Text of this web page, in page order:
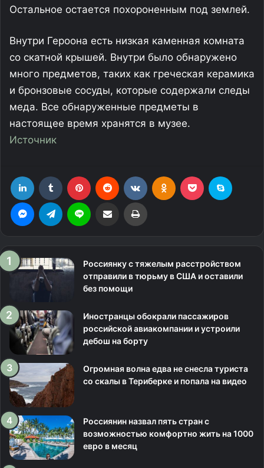
Остальное остается похороненным под землей.
Внутри Героона есть низкая каменная комната
со скатной крышей. Внутри было обнаружено
много предметов, таких как греческая керамика
и бронзовые сосуды, которые содержали следы
меда. Все обнаруженные предметы в
настоящее время хранятся в музее.
Источник
Россиянку с тяжелым расстройством
отправили в тюрьму в США и оставили
без помощи
Иностранцы обокрали пассажиров
российской авиакомпании и устроили
дебош на борту
Огромная волна едва не снесла туриста
со скалы в Териберке и попала на видео
Россиянин назвал пять стран с
возможностью комфортно жить на 1000
евро в месяц